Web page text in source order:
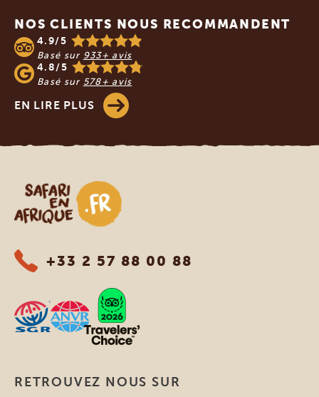
NOS CLIENTS NOUS RECOMMANDENT
4.9/5
Basé sur 933+ avis
4.8/5
Basé sur 578+ avis
EN LIRE PLUS
Safari en Afrique
+33 2 57 88 00 88
RETROUVEZ NOUS SUR